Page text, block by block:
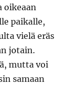
oikeaan
paikalle,
vielä eräs
jotain.
mutta voi
samaan